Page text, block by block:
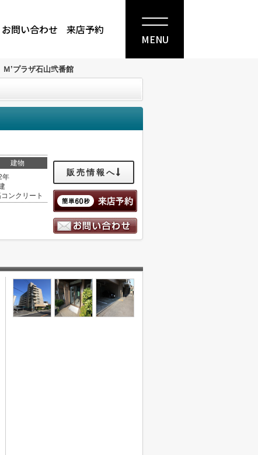
お問い合わせ 来店予約
MENU
Ｍ’プラザ石山弐番館
建物
年
ンクリート
販売情報へ